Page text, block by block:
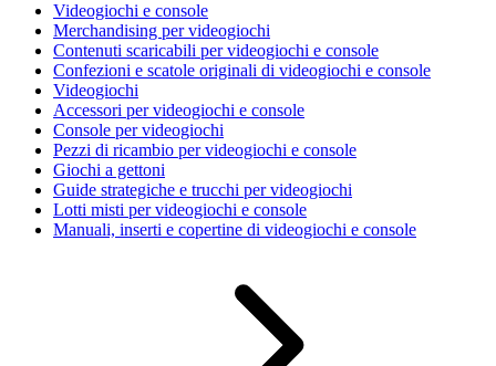
Videogiochi e console
Merchandising per videogiochi
Contenuti scaricabili per videogiochi e console
Confezioni e scatole originali di videogiochi e console
Videogiochi
Accessori per videogiochi e console
Console per videogiochi
Pezzi di ricambio per videogiochi e console
Giochi a gettoni
Guide strategiche e trucchi per videogiochi
Lotti misti per videogiochi e console
Manuali, inserti e copertine di videogiochi e console